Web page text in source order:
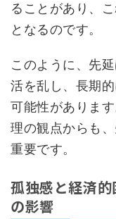
ることがあり、
となるのです。
このように、先
活を乱し、長期
可能性がありま
理の観点からも
重要です。
孤独感と経済
の影響